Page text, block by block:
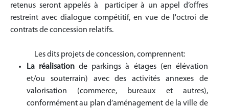
retenus seront appelés à participer à un appel d’offres
restreint avec dialogue compétitif, en vue de l'octroi de
contrats de concession relatifs.
Les dits projets de concession, comprennent:
La réalisation de parkings à étages (en élévation
et/ou souterrain) avec des activités annexes de
valorisation (commerce, bureaux et autres),
conformément au plan d’aménagement de la ville de